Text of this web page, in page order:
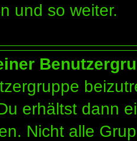
und so weiter.
erhältst dann
Nicht alle